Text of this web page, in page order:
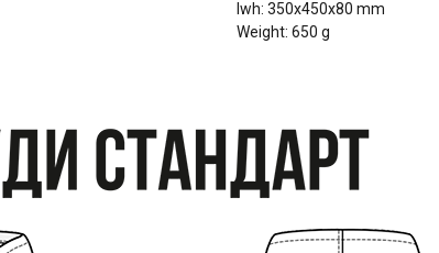
lwh: 350x450x80 mm
Weight: 650 g